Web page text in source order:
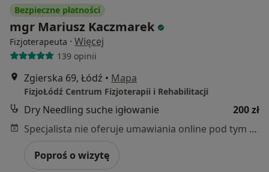
Bezpieczne płatności
mgr Mariusz Kaczmarek
Fizjoterapeuta · Więcej
139 opinii
Zgierska 69, Łódź • Mapa
FizjoŁódź Centrum Fizjoterapii i Rehabilitacji
Dry Needling suche igłowanie
200 zł
Specjalista nie oferuje umawiania online pod tym adresem.
Poproś o wizytę